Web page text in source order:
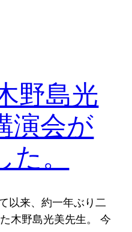
野島光
演会が
。
以来、約一年ぶり二
木野島光美先生。 今